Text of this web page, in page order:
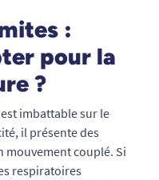
:
pour la
?
imbattable sur le
il présente des
mouvement couplé. Si
respiratoires